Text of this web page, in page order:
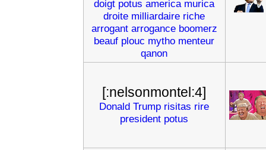
doigt potus america murica
droite milliardaire riche
arrogant arrogance boomerz
beauf plouc mytho menteur
qanon
[:nelsonmontel:4]
Donald Trump risitas rire
president potus